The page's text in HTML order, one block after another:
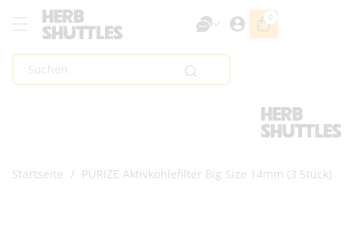
Springen
Suchen
0
0
Artikel
Startseite / PURIZE Aktivkohlefilter Big Size 14mm (3 Stück)